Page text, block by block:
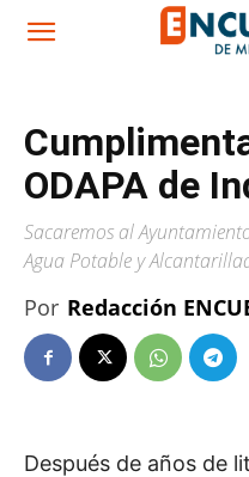
ODAPA de
Sacaremos al
Agua Potable y
Por Redacción
Después de años de